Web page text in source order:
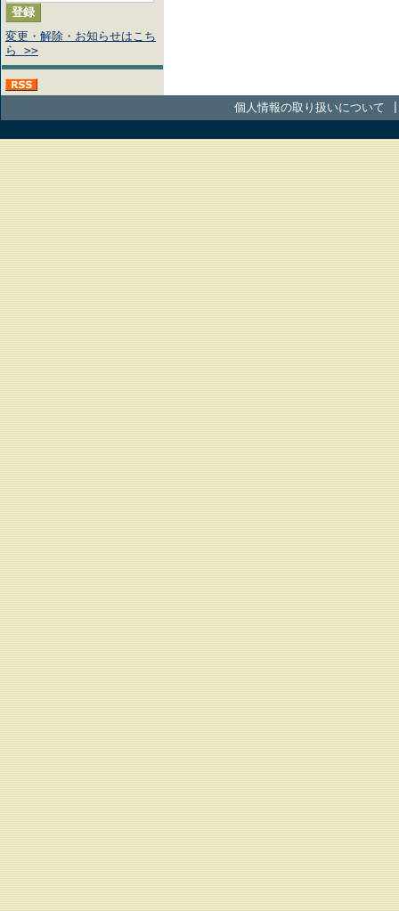
変更・解除・お知らせはこち
ら >>
個人情報の取り扱いについて